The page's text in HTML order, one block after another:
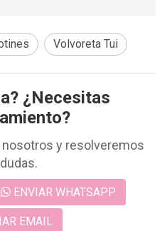
Volvoreta Tui
¿Necesitas
y resolveremos
ENVIAR WHATSAPP
EMAIL